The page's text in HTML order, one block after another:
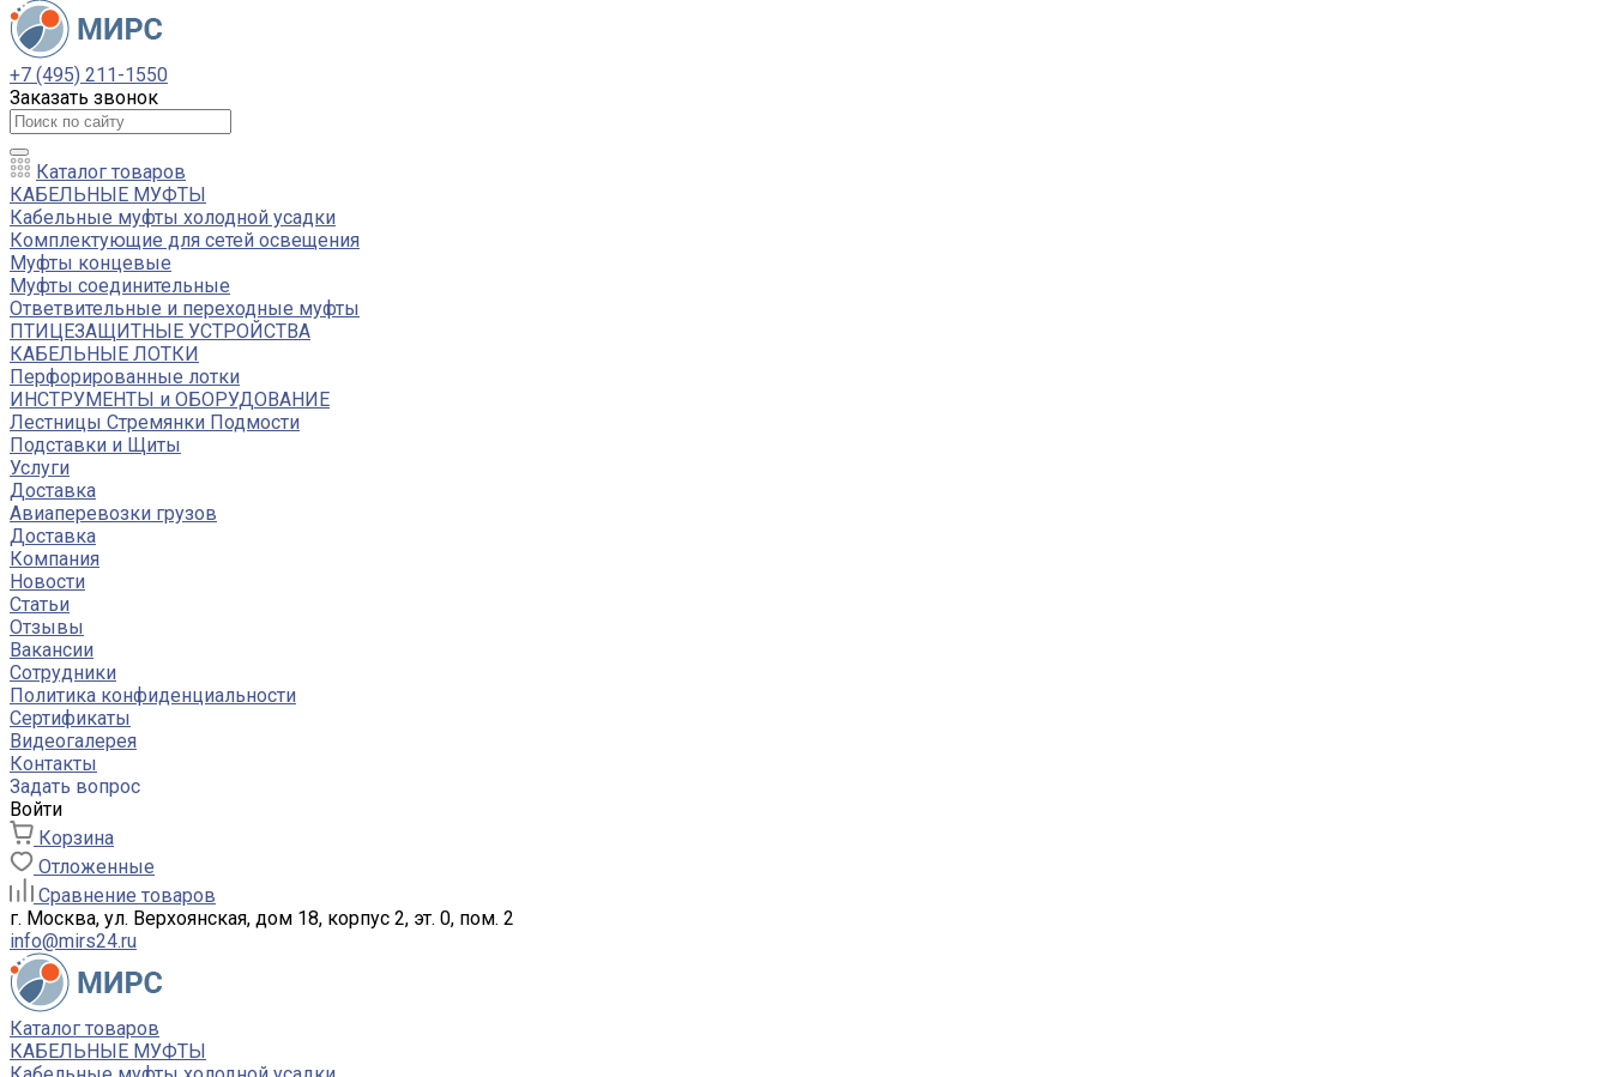
+7 (495) 211-1550
Заказать звонок
Каталог товаров
КАБЕЛЬНЫЕ МУФТЫ
Кабельные муфты холодной усадки
Комплектующие для сетей освещения
Муфты концевые
Муфты соединительные
Ответвительные и переходные муфты
ПТИЦЕЗАЩИТНЫЕ УСТРОЙСТВА
КАБЕЛЬНЫЕ ЛОТКИ
Перфорированные лотки
ИНСТРУМЕНТЫ и ОБОРУДОВАНИЕ
Лестницы Стремянки Подмости
Подставки и Щиты
Услуги
Доставка
Авиаперевозки грузов
Доставка
Компания
Новости
Статьи
Отзывы
Вакансии
Сотрудники
Политика конфиденциальности
Сертификаты
Видеогалерея
Контакты
Задать вопрос
Войти
Корзина
Отложенные
Сравнение товаров
г. Москва, ул. Верхоянская, дом 18, корпус 2, эт. 0, пом. 2
info@mirs24.ru
Каталог товаров
КАБЕЛЬНЫЕ МУФТЫ